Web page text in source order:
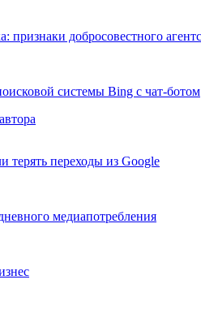
признаки добросовестного
системы Bing с чат-ботом
терять переходы из Google
медиапотребления